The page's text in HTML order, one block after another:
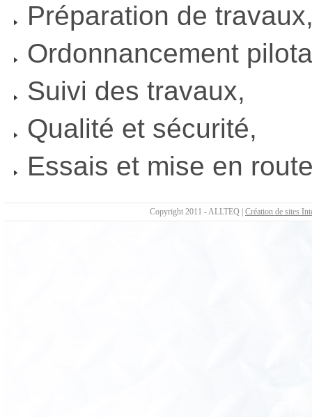
Préparation de
Ordonnancement
Suivi des travaux,
Qualité et sécurité,
Essais et mise en
Copyright 2011 - ALLTEQ | Création de sites